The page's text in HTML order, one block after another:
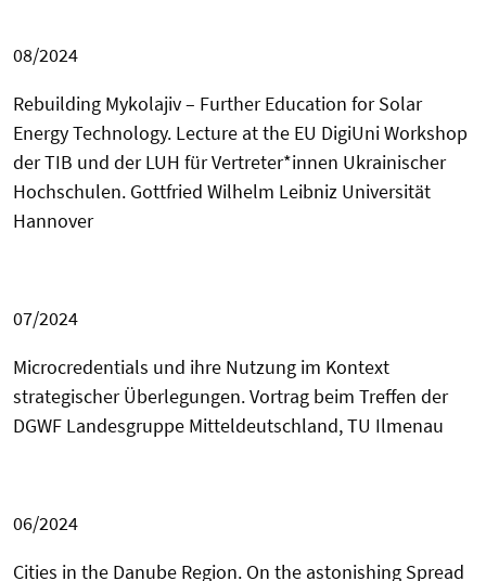
08/2024
Rebuilding Mykolajiv – Further Education for Solar
Energy Technology. Lecture at the EU DigiUni Workshop
der TIB und der LUH für Vertreter*innen Ukrainischer
Hochschulen. Gottfried Wilhelm Leibniz Universität
Hannover
07/2024
Microcredentials und ihre Nutzung im Kontext
strategischer Überlegungen. Vortrag beim Treffen der
DGWF Landesgruppe Mitteldeutschland, TU Ilmenau
06/2024
Cities in the Danube Region. On the astonishing Spread